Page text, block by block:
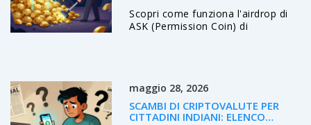
Scopri come funziona l'airdrop di
ASK (Permission Coin) di
maggio 28, 2026
SCAMBI DI CRIPTOVALUTE PER
CITTADINI INDIANI: ELENCO